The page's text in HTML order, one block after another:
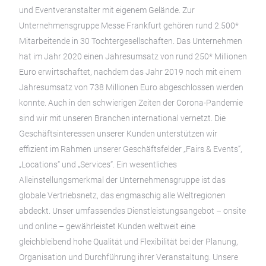
und Eventveranstalter mit eigenem Gelände. Zur
Unternehmensgruppe Messe Frankfurt gehören rund 2.500*
Mitarbeitende in 30 Tochtergesellschaften. Das Unternehmen
hat im Jahr 2020 einen Jahresumsatz von rund 250* Millionen
Euro erwirtschaftet, nachdem das Jahr 2019 noch mit einem
Jahresumsatz von 738 Millionen Euro abgeschlossen werden
konnte. Auch in den schwierigen Zeiten der Corona-Pandemie
sind wir mit unseren Branchen international vernetzt. Die
Geschäftsinteressen unserer Kunden unterstützen wir
effizient im Rahmen unserer Geschäftsfelder „Fairs & Events“,
„Locations“ und „Services“. Ein wesentliches
Alleinstellungsmerkmal der Unternehmensgruppe ist das
globale Vertriebsnetz, das engmaschig alle Weltregionen
abdeckt. Unser umfassendes Dienstleistungsangebot – onsite
und online – gewährleistet Kunden weltweit eine
gleichbleibend hohe Qualität und Flexibilität bei der Planung,
Organisation und Durchführung ihrer Veranstaltung. Unsere